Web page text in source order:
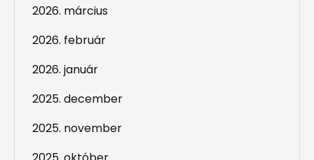
2026. március
2026. február
2026. január
2025. december
2025. november